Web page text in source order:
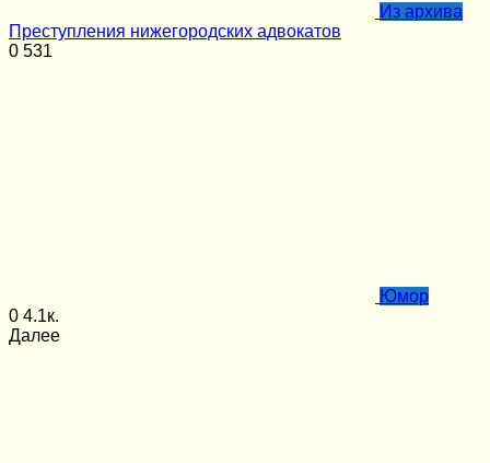
Из архива
Преступления нижегородских адвокатов
0 531
Юмор
0 4.1к.
Далее